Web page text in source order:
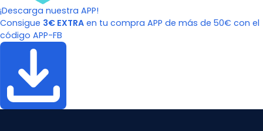
¡Descarga nuestra APP!
Consigue 3€ EXTRA en tu compra APP de más de 50€ con el
código APP-FB